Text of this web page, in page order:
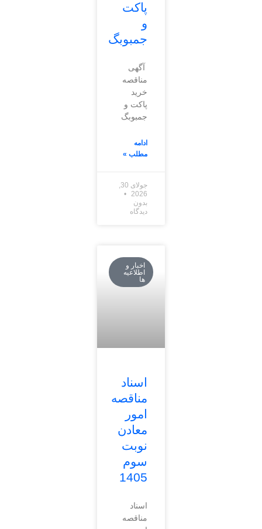
پاکت
و
جمبوبگ
آگهی
مناقصه
خرید
پاکت و
جمبوبگ
ادامه
مطلب »
جولای 30,
2026
بدون
دیدگاه
اخبار و
اطلاعیه
ها
اسناد
مناقصه
امور
معادن
نوبت
سوم
1405
اسناد
مناقصه